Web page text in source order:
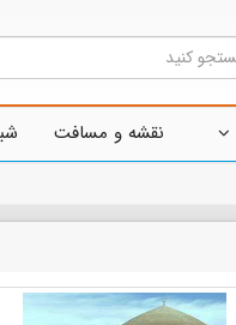
نقشه و مسافت